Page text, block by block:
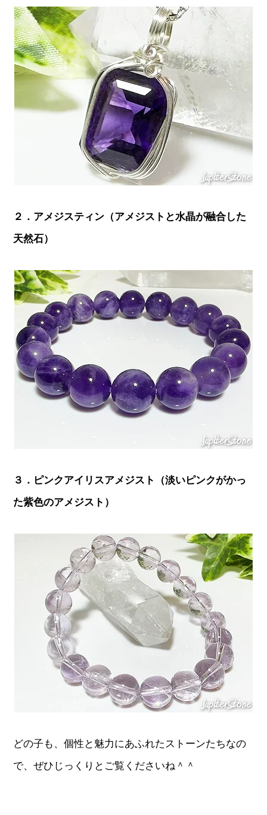
２．アメジスティン（アメジストと水晶が融合した
天然石）
３．ピンクアイリスアメジスト（淡いピンクがかっ
た紫色のアメジスト）
どの子も、個性と魅力にあふれたストーンたちなの
で、ぜひじっくりとご覧くださいね＾＾